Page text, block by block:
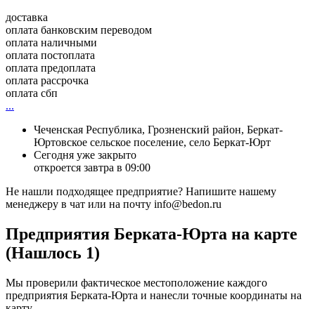
доставка
оплата банковским переводом
оплата наличными
оплата постоплата
оплата предоплата
оплата рассрочка
оплата сбп
...
Чеченская Республика, Грозненский район, Беркат-
Юртовское сельское поселение, село Беркат-Юрт
Сегодня уже закрыто
откроется завтра в 09:00
Не нашли подходящее предприятие? Напишите нашему
менеджеру в чат или на почту info@bedon.ru
Предприятия Берката-Юрта на карте
(Нашлось 1)
Мы проверили фактическое местоположение каждого
предприятия Берката-Юрта и нанесли точные координаты на